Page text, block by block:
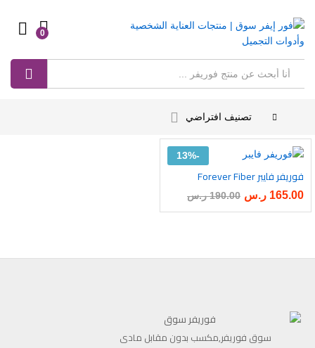
0
تصنيف افتراضي
-
13%
أضف
إلى
فوريفر فايبر Forever Fiber
165.00 ر.س 190.00 ر.س
سوق فوريفر,مكسب بدون مقابل مادى